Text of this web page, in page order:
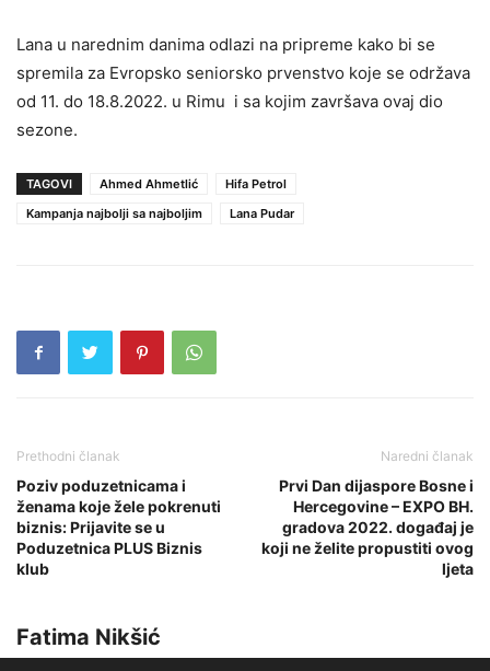
Lana u narednim danima odlazi na pripreme kako bi se
spremila za Evropsko seniorsko prvenstvo koje se održava
od 11. do 18.8.2022. u Rimu i sa kojim završava ovaj dio
sezone.
TAGOVI Ahmed Ahmetlić
Hifa Petrol
Kampanja najbolji sa najboljim
Lana Pudar
Prethodni članak
Poziv poduzetnicama i
ženama koje žele pokrenuti
biznis: Prijavite se u
Poduzetnica PLUS Biznis
klub
Naredni članak
Prvi Dan dijaspore Bosne i
Hercegovine – EXPO BH.
gradova 2022. događaj je
koji ne želite propustiti ovog
ljeta
Fatima Nikšić